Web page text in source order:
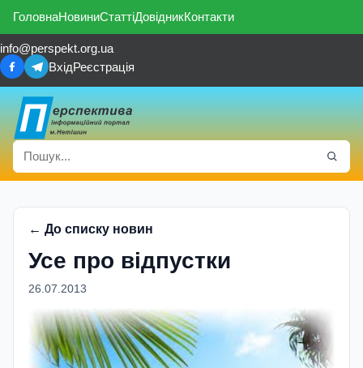
ГоловнаНовиниСтаттіДовідникКонтакти
info@perspekt.org.ua
ВхідРеєстрація
← До списку новин
Усе про відпустки
26.07.2013